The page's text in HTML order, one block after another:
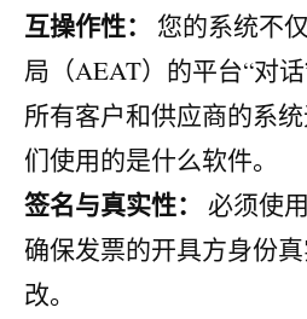
互操作性：
您的系统不
局（AEAT）的平台“对
所有客户和供应商的系
们使用的是什么软件。
签名与真实性：
必须使
确保发票的开具方身份
改。